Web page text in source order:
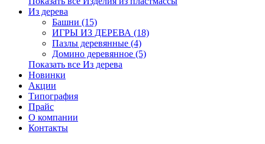
Из дерева
Башни (15)
ИГРЫ ИЗ ДЕРЕВА (18)
Пазлы деревянные (4)
Домино деревянное (5)
Показать все Из дерева
Новинки
Акции
Типография
Прайс
О компании
Контакты